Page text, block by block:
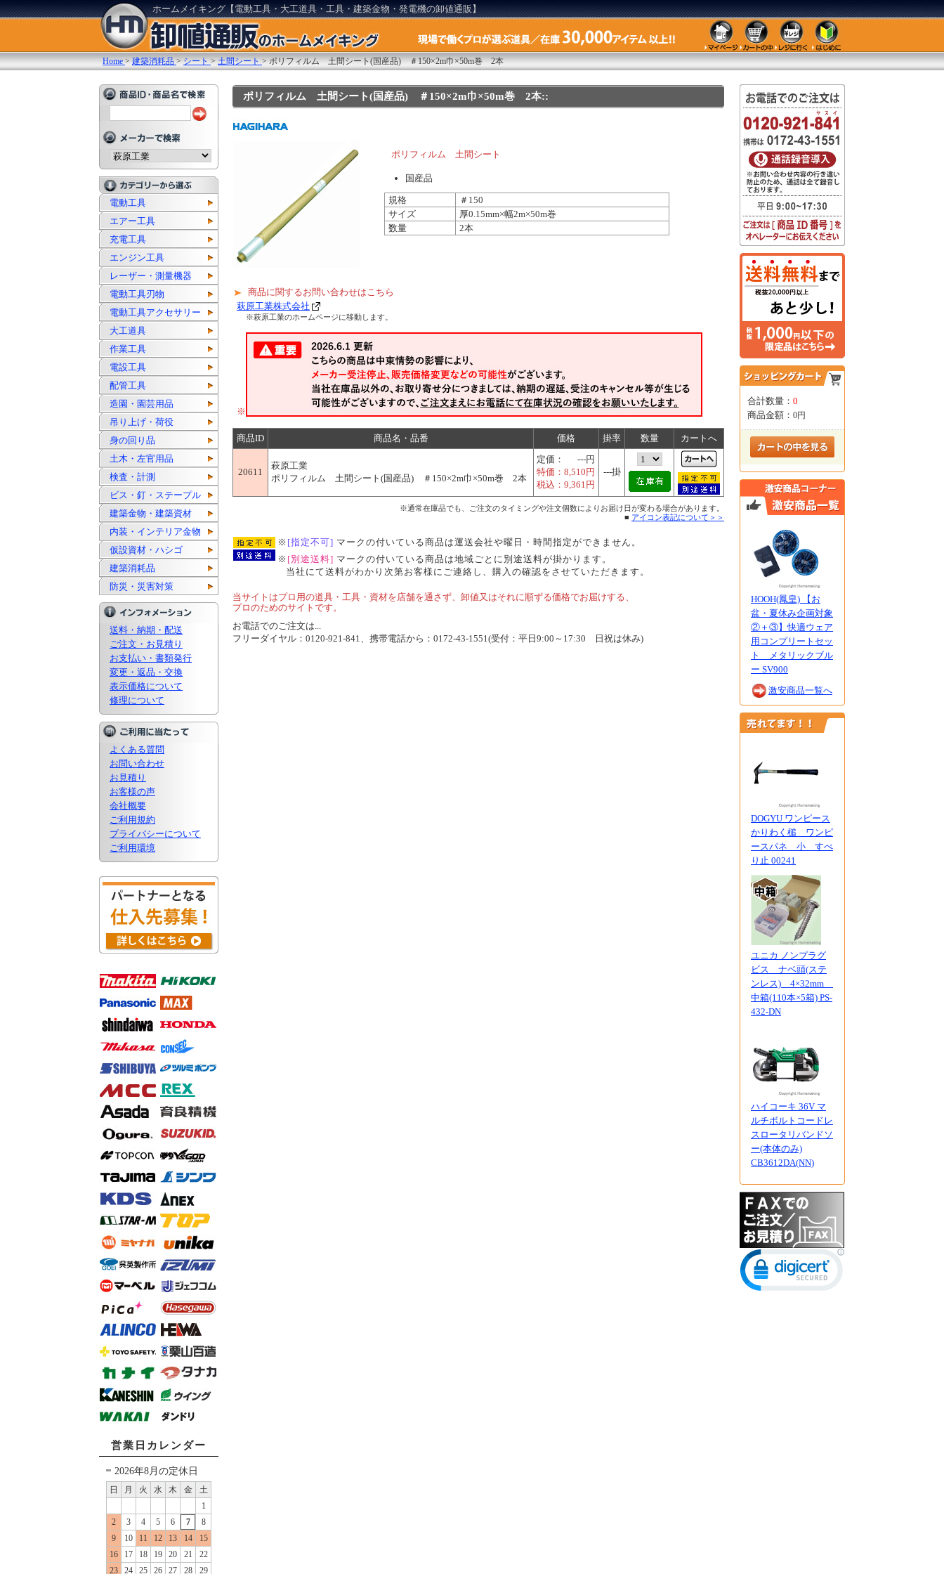
ホームメイキング【電動工具・大工道具・工具・建築金物・発電機の卸値通販】
Home >建築消耗品 >シート >土間シート >ポリフィルム 土間シート(国産品) ＃150×2m巾×50m巻 2本
電動工具
エアー工具
充電工具
エンジン工具
レーザー・測量機器
電動工具刃物
電動工具アクセサリー
大工道具
作業工具
電設工具
配管工具
造園・園芸用品
吊り上げ・荷役
身の回り品
土木・左官用品
検査・計測
ビス・釘・ステープル
建築金物・建築資材
内装・インテリア金物
仮設資材・ハシゴ
建築消耗品
防災・災害対策
送料・納期・配送
ご注文・お見積り
お支払い・書類発行
変更・返品・交換
表示価格について
修理について
よくある質問
お問い合わせ
お見積り
お客様の声
会社概要
ご利用規約
プライバシーについて
ご利用環境
営業日カレンダー
2026年8月の定休日
日 月 火 水 木 金
土
1
2
3 4 5 6 7
8
9
10 11 12 13 14
15
16
17 18 19 20 21
22
23
24 25 26 27 28 29
ポリフィルム 土間シート(国産品) ＃150×2m巾×50m巻 2本::
ポリフィルム 土間シート
国産品
規格
＃150
サイズ
厚0.15mm×幅2m×50m巻
数量
2本
商品に関するお問い合わせはこちら
萩原工業株式会社
※萩原工業のホームページに移動します。
※
商品ID 商品名・品番 価格 掛率 数量 カートへ
20611
萩原工業
ポリフィルム 土間シート(国産品) ＃150×2m巾×50m巻 2本
定価：
---円
特価： 8,510円
税込： 9,361円
---掛
※通常在庫品でも、ご注文のタイミングや注文個数によりお届け日が変わる場合があります。
■ アイコン表記について＞＞
※ [指定不可] マークの付いている商品は運送会社や曜日・時間指定ができません。
※ [別途送料] マークの付いている商品は地域ごとに別途送料が掛かります。
当社にて送料がわかり次第お客様にご連絡し、購入の確認をさせていただきます。
当サイトはプロ用の道具・工具・資材を店舗を通さず、卸値又はそれに順ずる価格でお届けする、
プロのためのサイトです。
お電話でのご注文は...
フリーダイヤル：0120-921-841、携帯電話から：0172-43-1551(受付：平日9:00～17:30 日祝は休み)
合計数量： 0
商品金額： 0円
HOOH(鳳皇) 【お
盆・夏休み企画対象
②＋③】快適ウェア
用コンプリートセッ
ト メタリックブル
ー SV900
激安商品一覧へ
DOGYU ワンピース
かりわく槌 ワンピ
ースパネ 小 すべ
り止 00241
ユニカ ノンプラグ
ビス ナベ頭(ステ
ンレス) 4×32mm
中箱(110本×5箱) PS-
432-DN
ハイコーキ 36V マ
ルチボルトコードレ
スロータリバンドソ
ー(本体のみ)
CB3612DA(NN)